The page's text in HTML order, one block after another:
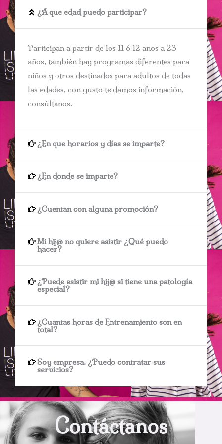
¿A que edad puedo participar?
Participan a partir de los 11 ó 12 años a 23
años, también hay programas diferentes para
niños y otros destinados para adultos de todas
las edades, con gusto te damos información,
consúltanos.
¿En que horarios y días se imparte?
¿En donde se imparte?
¿Cuentan con alguna promoción?
Mi hij@ no quiere asistir ¿Qué puedo
hacer?
¿Puede asistir mi hij@ si tiene una patología
especial?
¿Cuantas horas de Entrenamiento son en
total?
Soy empresa. ¿Puedo contratar sus
servicios?
Contáctanos